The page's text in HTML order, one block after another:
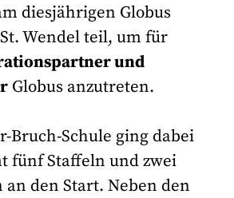
diesjährigen Globus
Wendel teil, um für
und
Globus anzutreten.
Bruch-Schule ging dabei
fünf Staffeln und zwei
den Start. Neben den